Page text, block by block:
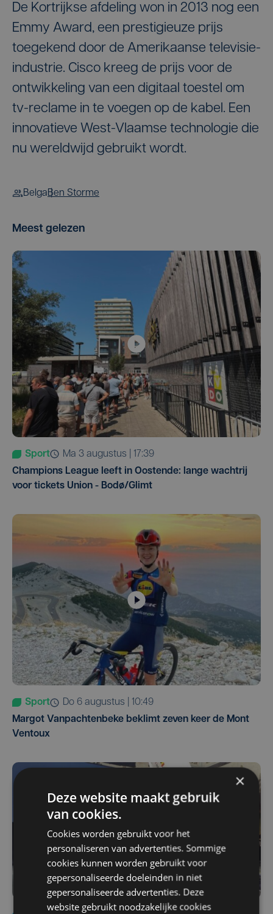
De Kortrijkse afdeling won in 2013 nog een
Emmy Award, een prestigieuze prijs
toegekend door de Amerikaanse televisie-
industrie. Cisco kreeg de prijs voor de
ontwikkeling van een digitaal toestel om
tv-reclame in te voegen op de kabel. Een
innovatieve West-Vlaamse technologie die
nu wereldwijd gebruikt wordt.
BelgaBen Storme
Meest gelezen
Sport
ma 3 augustus | 17:39
Champions League leeft in Oostende: lange wachtrij
voor tickets Union - Bodø/Glimt
Sport
do 6 augustus | 10:49
Margot Vanpachtenbeke beklimt zeven keer de Mont
Ventoux
×
Deze website maakt gebruik
van cookies.
Cookies worden gebruikt voor het
personaliseren van advertenties. Sommige
cookies kunnen worden gebruikt voor
gepersonaliseerde doeleinden in niet
gepersonaliseerde advertenties. Deze
website gebruikt noodzakelijke cookies